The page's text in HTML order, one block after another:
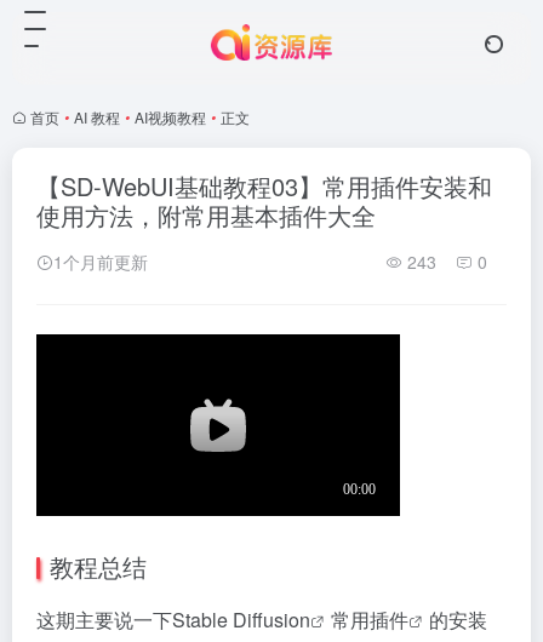
首页 • AI 教程 • AI视频教程 • 正文
【SD-WebUI基础教程03】常用插件安装和
使用方法，附常用基本插件大全
1个月前更新 243 0
教程总结
这期主要说一下Stable Diffusion 常用插件
的安装